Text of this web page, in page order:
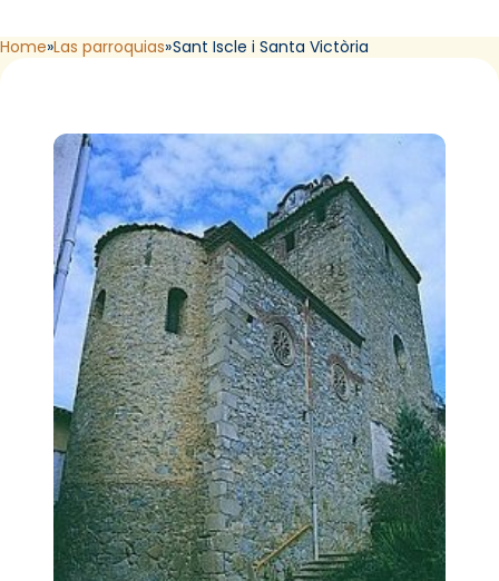
Home Las parroquias Sant Iscle i Santa Victòria